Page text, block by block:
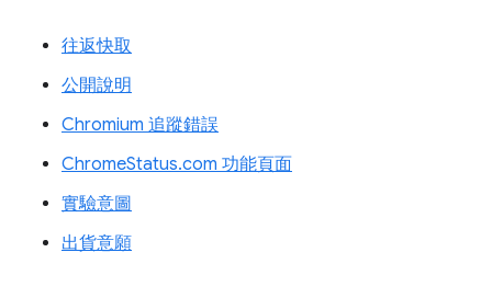
往返快取
公開說明
Chromium 追蹤錯誤
ChromeStatus.com 功能頁面
實驗意圖
出貨意願